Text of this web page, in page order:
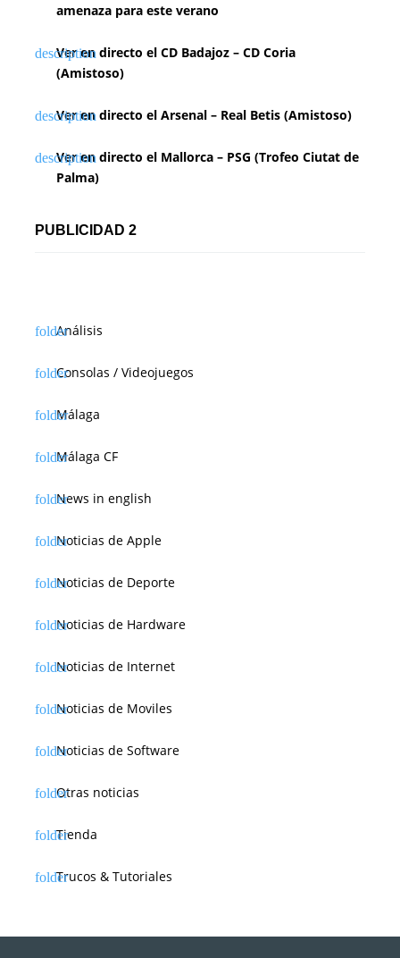
amenaza para este verano
Ver en directo el CD Badajoz – CD Coria
(Amistoso)
Ver en directo el Arsenal – Real Betis (Amistoso)
Ver en directo el Mallorca – PSG (Trofeo Ciutat de
Palma)
PUBLICIDAD 2
Análisis
Consolas / Videojuegos
Málaga
Málaga CF
News in english
Noticias de Apple
Noticias de Deporte
Noticias de Hardware
Noticias de Internet
Noticias de Moviles
Noticias de Software
Otras noticias
Tienda
Trucos & Tutoriales